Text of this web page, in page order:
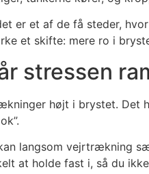
er et af de få steder,
et skifte: mere ro i
stressen
højt i brystet.
langsom vejrtrækning
at holde fast i, så du